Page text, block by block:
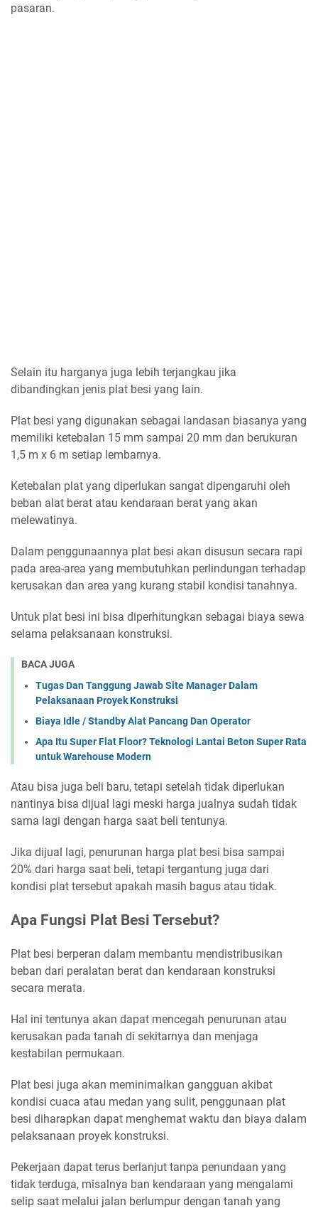
pasaran.
Selain itu harganya juga lebih terjangkau jika
dibandingkan jenis plat besi yang lain.
Plat besi yang digunakan sebagai landasan biasanya yang
memiliki ketebalan 15 mm sampai 20 mm dan berukuran
1,5 m x 6 m setiap lembarnya.
Ketebalan plat yang diperlukan sangat dipengaruhi oleh
beban alat berat atau kendaraan berat yang akan
melewatinya.
Dalam penggunaannya plat besi akan disusun secara rapi
pada area-area yang membutuhkan perlindungan terhadap
kerusakan dan area yang kurang stabil kondisi tanahnya.
Untuk plat besi ini bisa diperhitungkan sebagai biaya sewa
selama pelaksanaan konstruksi.
BACA JUGA
Tugas Dan Tanggung Jawab Site Manager Dalam
Pelaksanaan Proyek Konstruksi
Biaya Idle / Standby Alat Pancang Dan Operator
Apa Itu Super Flat Floor? Teknologi Lantai Beton Super Rata
untuk Warehouse Modern
Atau bisa juga beli baru, tetapi setelah tidak diperlukan
nantinya bisa dijual lagi meski harga jualnya sudah tidak
sama lagi dengan harga saat beli tentunya.
Jika dijual lagi, penurunan harga plat besi bisa sampai
20% dari harga saat beli, tetapi tergantung juga dari
kondisi plat tersebut apakah masih bagus atau tidak.
Apa Fungsi Plat Besi Tersebut?
Plat besi berperan dalam membantu mendistribusikan
beban dari peralatan berat dan kendaraan konstruksi
secara merata.
Hal ini tentunya akan dapat mencegah penurunan atau
kerusakan pada tanah di sekitarnya dan menjaga
kestabilan permukaan.
Plat besi juga akan meminimalkan gangguan akibat
kondisi cuaca atau medan yang sulit, penggunaan plat
besi diharapkan dapat menghemat waktu dan biaya dalam
pelaksanaan proyek konstruksi.
Pekerjaan dapat terus berlanjut tanpa penundaan yang
tidak terduga, misalnya ban kendaraan yang mengalami
selip saat melalui jalan berlumpur dengan tanah yang